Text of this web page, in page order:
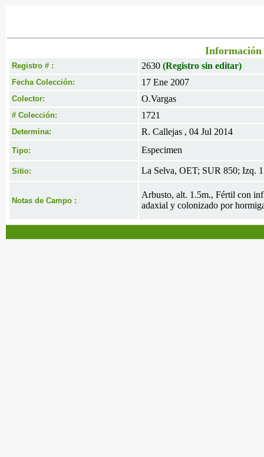
Información
Registro # : 2630 (Registro sin editar)
Fecha Colección: 17 Ene 2007
Colector: O.Vargas
# Colección: 1721
Determina: R. Callejas , 04 Jul 2014
Tipo: Especimen
Sitio: La Selva, OET; SUR 850; Izq.
Notas de Campo :
Arbusto, alt. 1.5m., Fértil con
adaxial y colonizado por